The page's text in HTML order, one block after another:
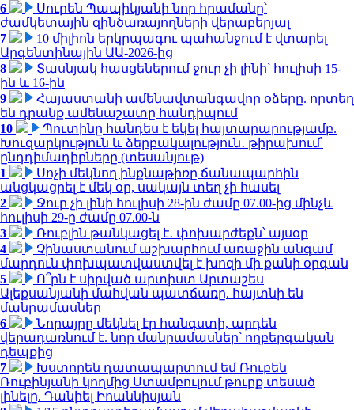
6
Սուրեն Պապիկյանի նոր հրամանը՝
ժամկետային զինծառայողների վերաբերյալ
7
10 միլիոն երկրպագու պահանջում է վտարել
Արգենտինային ԱԱ-2026-ից
8
Տասնյակ հասցեներում ջուր չի լինի՝ հուլիսի 15-
ին և 16-ին
9
Հայաստանի ամենավտանգավոր օձերը. որտեղ
են դրանք ամենաշատը հանդիպում
10
Պուտինը հանդես է եկել հայտարարությամբ.
Խուզարկություն և ձերբակալություն․ թիրախում՝
ընդդիմադիրները (տեսանյութ)
1
Սոչի մեկնող ինքնաթիռը ճանապարհին
անցկացրել է մեկ օր, սակայն տեղ չի հասել
2
Ջուր չի լինի հուլիսի 28-ին ժամը 07.00-ից մինչև
հուլիսի 29-ը ժամը 07.00-ն
3
Ռուբլին թանկացել է․ փոխարժեքն՝ այսօր
4
Չինաստանում աշխարհում առաջին անգամ
մարդուն փոխպատվաստվել է խոզի մի քանի օրգան
5
Ո՞րն է սիրված արտիստ Արտաշես
Ալեքսանյանի մահվան պատճառը. հայտնի են
մանրամասներ
6
Նորայրը մեկնել էր հանգստի, արդեն
վերադառնում է. նոր մանրամասներ՝ ողբերգական
դեպքից
7
Խստորեն դատապարտում եմ Ռուբեն
Ռուբինյանի կողմից Ստամբուլում թուրք տեսած
լինելը. Դանիել Իոաննիսյան